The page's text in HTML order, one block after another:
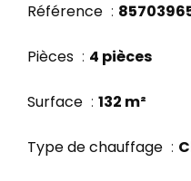
Référence
Pièces 4 pièces
Surface 132 m²
Type de chauffage